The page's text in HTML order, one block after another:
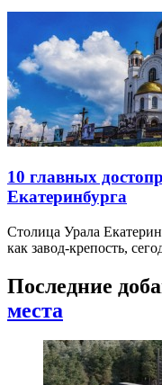
10 главных
Екатеринбурга
Столица Урала
как завод-крепость,
Последние
места